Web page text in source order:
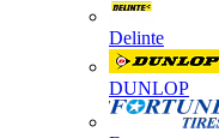
Delinte
DUNLOP